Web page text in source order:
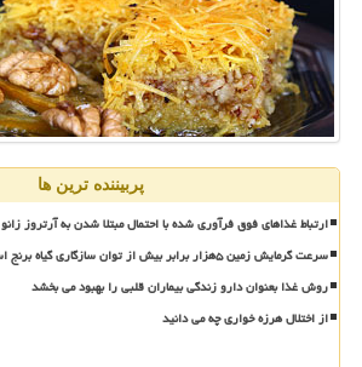
پربیننده ترین ها
ارتباط غذاهای فوق فرآوری شده با احتمال مبتلا شدن به آرتروز زانو
سرعت گرمایش زمین ۵هزار برابر بیش از توان سازگاری گیاه برنج است
روش غذا بعنوان دارو زندگی بیماران قلبی را بهبود می بخشد
از اختلال هرزه خواری چه می دانید